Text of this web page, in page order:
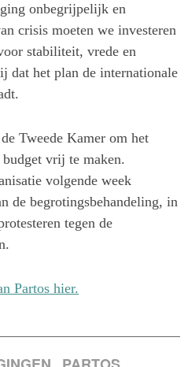
onbegrijpelijk en
crisis moeten we investeren
stabiliteit, vrede en
dat het plan de internationale
Tweede Kamer om het
vrij te maken.
volgende week
de begrotingsbehandeling, in
tegen de
Partos hier.